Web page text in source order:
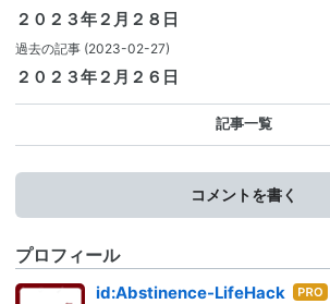
２０２３年２月２８日
過去の記事 (2023-02-27)
２０２３年２月２６日
記事一覧
コメントを書く
プロフィール
id:Abstinence-LifeHack はて